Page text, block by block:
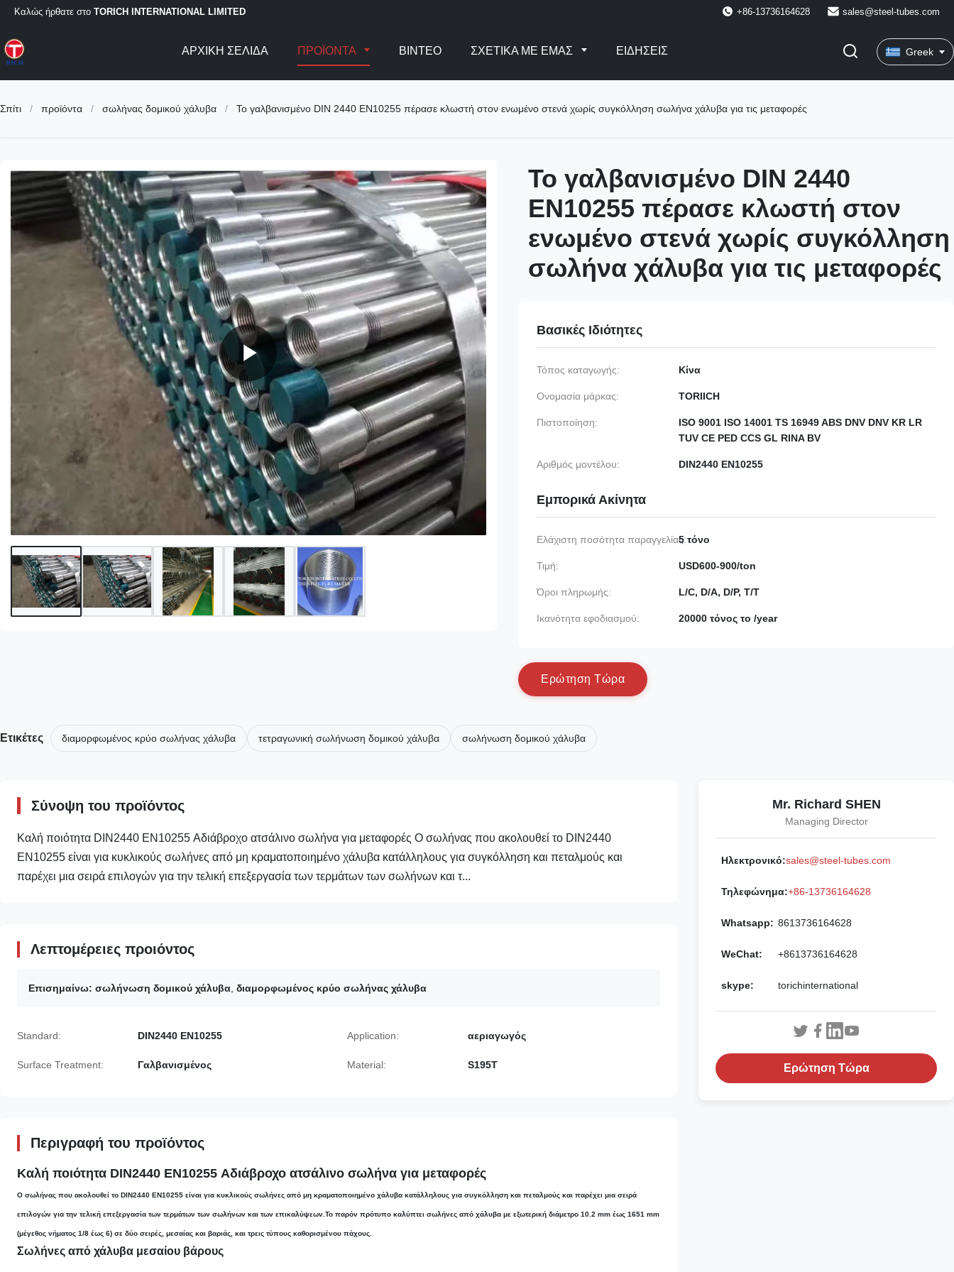
Καλώς ήρθατε στο TORICH INTERNATIONAL LIMITED +86-13736164628 sales@steel-tubes.com
ΑΡΧΙΚΉ ΣΕΛΊΔΑ ΠΡΟΪΌΝΤΑ ΒΊΝΤΕΟ ΣΧΕΤΙΚΆ ΜΕ ΕΜΆΣ ΕΙΔΉΣΕΙΣ Greek
Σπίτι / προϊόντα / σωλήνας δομικού χάλυβα / Το γαλβανισμένο DIN 2440 EN10255 πέρασε κλωστή στον ενωμένο στενά χωρίς συγκόλληση σωλήνα χάλυβα για τις μεταφορές
Το γαλβανισμένο DIN 2440
EN10255 πέρασε κλωστή στον
ενωμένο στενά χωρίς συγκόλληση
σωλήνα χάλυβα για τις μεταφορές
Βασικές Ιδιότητες
Τόπος καταγωγής: Κίνα
Ονομασία μάρκας: TORIICH
Πιστοποίηση:
ISO 9001 ISO 14001 TS 16949 ABS DNV DNV KR LR
TUV CE PED CCS GL RINA BV
Αριθμός μοντέλου: DIN2440 EN10255
Εμπορικά Ακίνητα
Ελάχιστη ποσότητα παραγγελίας:5 τόνο
Τιμή: USD600-900/ton
Όροι πληρωμής: L/C, D/A, D/P, T/T
Ικανότητα εφοδιασμού: 20000 τόνος το /year
Ερώτηση Τώρα
Ετικέτες διαμορφωμένος κρύο σωλήνας χάλυβα τετραγωνική σωλήνωση δομικού χάλυβα σωλήνωση δομικού χάλυβα
Σύνοψη του προϊόντος
Καλή ποιότητα DIN2440 EN10255 Αδιάβροχο ατσάλινο σωλήνα για μεταφορές Ο σωλήνας που ακολουθεί το DIN2440
EN10255 είναι για κυκλικούς σωλήνες από μη κραματοποιημένο χάλυβα κατάλληλους για συγκόλληση και πεταλμούς και
παρέχει μια σειρά επιλογών για την τελική επεξεργασία των τερμάτων των σωλήνων και τ...
Λεπτομέρειες προιόντος
Επισημαίνω: σωλήνωση δομικού χάλυβα διαμορφωμένος κρύο σωλήνας χάλυβα
Standard: DIN2440 EN10255 Application: αεριαγωγός
Surface Treatment: Γαλβανισμένος Material: S195T
Περιγραφή του προϊόντος
Καλή ποιότητα DIN2440 EN10255 Αδιάβροχο ατσάλινο σωλήνα για μεταφορές
Ο σωλήνας που ακολουθεί το DIN2440 EN10255 είναι για κυκλικούς σωλήνες από μη κραματοποιημένο χάλυβα κατάλληλους για συγκόλληση και πεταλμούς και παρέχει μια σειρά
επιλογών για την τελική επεξεργασία των τερμάτων των σωλήνων και των επικαλύψεων.Το παρόν πρότυπο καλύπτει σωλήνες από χάλυβα με εξωτερική διάμετρο 10.2 mm έως 1651 mm
(μέγεθος νήματος 1/8 έως 6) σε δύο σειρές, μεσαίας και βαριάς, και τρεις τύπους καθορισμένου πάχους.
Σωλήνες από χάλυβα μεσαίου βάρους
Mr. Richard SHEN
Managing Director
Ηλεκτρονικό:sales@steel-tubes.com
Τηλεφώνημα:+86-13736164628
Whatsapp: 8613736164628
WeChat: +8613736164628
skype: torichinternational
Ερώτηση Τώρα